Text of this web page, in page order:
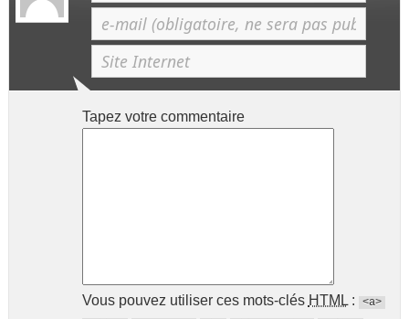
Tapez votre commentaire
Vous pouvez utiliser ces mots-clés HTML:
<a>